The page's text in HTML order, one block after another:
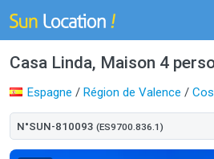
Casa Linda, Maison 4
Espagne / Région de Valence /
N°SUN-810093 (ES9700.836.1)